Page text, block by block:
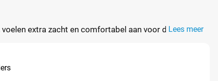
extra zacht en comfortabel aan voor de huid
Lees meer